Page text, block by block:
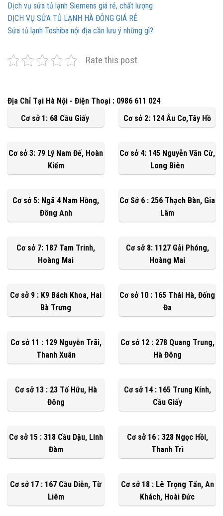
Dịch vụ sửa tủ lạnh Siemens giá rẻ, chất lượng
DỊCH VỤ SỬA TỦ LẠNH HÀ ĐÔNG GIÁ RẺ
Sửa tủ lạnh Toshiba nội địa cần lưu ý những gì?
Rate this post
Địa Chỉ Tại Hà Nội - Điện Thoại : 0986 611 024
Cơ sở 1: 68 Cầu Giấy
Cơ sở 2: 124 Âu Cơ,Tây Hồ
Cơ sở 3: 79 Lý Nam Đế, Hoàn
Kiếm
Cơ sở 4: 145 Nguyễn Văn Cừ,
Long Biên
Cơ sở 5: Ngã 4 Nam Hồng,
Đông Anh
Cơ Sở 6 : 256 Thạch Bàn, Gia
Lâm
Cơ sở 7: 187 Tam Trinh,
Hoàng Mai
Cơ sở 8: 1127 Gải Phóng,
Hoàng Mai
Cơ sở 9 : K9 Bách Khoa, Hai
Bà Trưng
Cơ sở 10 : 165 Thái Hà, Đống
Đa
Cơ sở 11 : 129 Nguyễn Trãi,
Thanh Xuân
Cơ sở 12 : 278 Quang Trung,
Hà Đông
Cơ sở 13 : 23 Tố Hữu, Hà
Đông
Cơ sở 14 : 165 Trung Kính,
Cầu Giấy
Cơ sở 15 : 318 Cầu Dậu, Linh
Đàm
Cơ sở 16 : 328 Ngọc Hồi,
Thanh Trì
Cơ sở 17 : 167 Cầu Diễn, Từ
Liêm
Cơ sở 18 : Lê Trọng Tấn, An
Khách, Hoài Đức